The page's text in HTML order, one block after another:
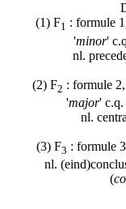
(1) F1 : formule
'minor'
nl.
(2) F2 : formule
'major' c.q.
nl.
(3) F3 : formule
nl.
(